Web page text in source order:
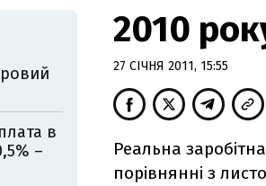
2010
27 СІЧНЯ 2011, 15:55
Реальна
порівнянні з
в
–